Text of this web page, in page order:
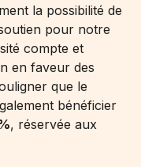
la possibilité de
pour notre
compte et
en faveur des
que le
bénéficier
, réservée aux